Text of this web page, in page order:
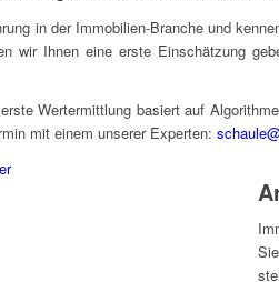
in der Immobilien-Branche und
wir Ihnen eine erste Einschätzung
Wertermittlung basiert auf
mit einem unserer Experten: